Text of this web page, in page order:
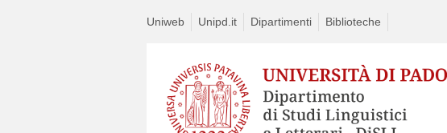
Uniweb Unipd.it Dipartimenti Biblioteche